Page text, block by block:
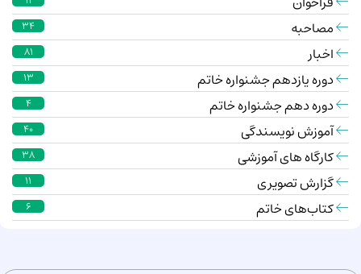
مصاحبه 34
اخبار 81
دوره یازدهم جشنواره خاتم 13
دوره دهم جشنواره خاتم 4
آموزش نویسندگی 40
کارگاه های آموزشی 38
گزارش تصویری 11
کتاب‌های خاتم 6